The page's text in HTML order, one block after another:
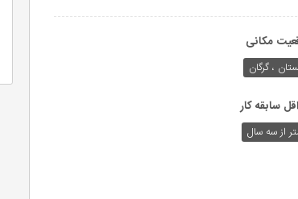
مکانی
، گرگان
سابقه کار
از سه سال